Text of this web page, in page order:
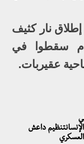
نار كثيف
سقطوا في
عقيربات.
داعش
العسكري